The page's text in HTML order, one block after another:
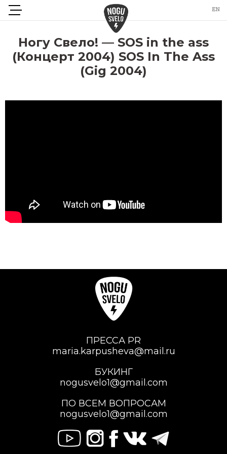
Ногу Свело! — SOS in the ass
(Концерт 2004) SOS In The Ass
(Gig 2004)
ПРЕССА PR
maria.karpusheva@mail.ru
БУКИНГ
nogusvelo1@gmail.com
ПО ВСЕМ ВОПРОСАМ
nogusvelo1@gmail.com